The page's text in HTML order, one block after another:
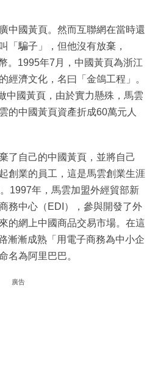
中國黃頁。然而互聯網在當時還
「騙子」，但他沒有放棄，
。1995年7月，中國黃頁為浙江
經濟文化，名曰「金鴿工程」。
中國黃頁，由於實力懸殊，馬雲
的中國黃頁資產折成60萬元人
了自己的中國黃頁，並將自己
創業的員工，這是馬雲創業生涯
1997年，馬雲加盟外經貿部新
務中心（EDI），參與開發了外
的網上中國商品交易市場。在這
漸漸成熟「用電子商務為中小企
名為阿里巴巴。
廣告